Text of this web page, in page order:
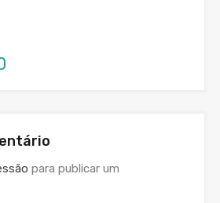
para publicar um